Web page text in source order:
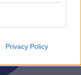
Privacy Policy